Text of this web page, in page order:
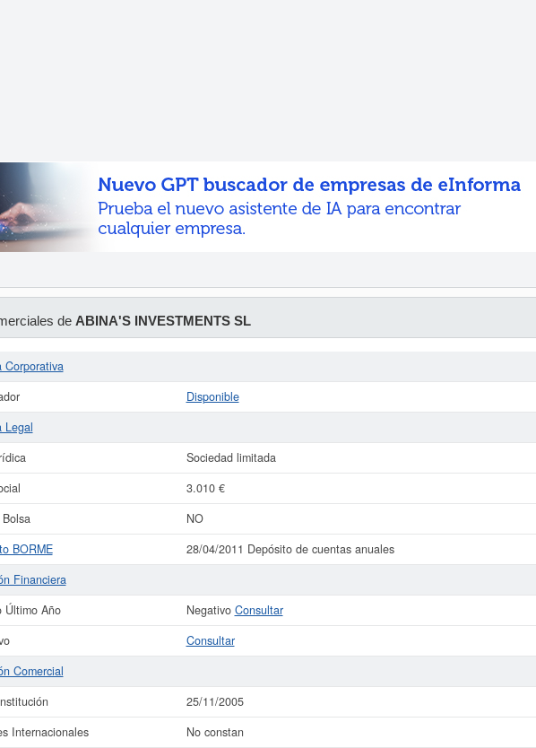
de ABINA'S INVESTMENTS SL
Corporativa
Disponible
Legal
Sociedad limitada
3.010 €
NO
BORME
28/04/2011 Depósito de cuentas anuales
Financiera
Último Año
Negativo Consultar
Consultar
Comercial
25/11/2005
Internacionales
No constan